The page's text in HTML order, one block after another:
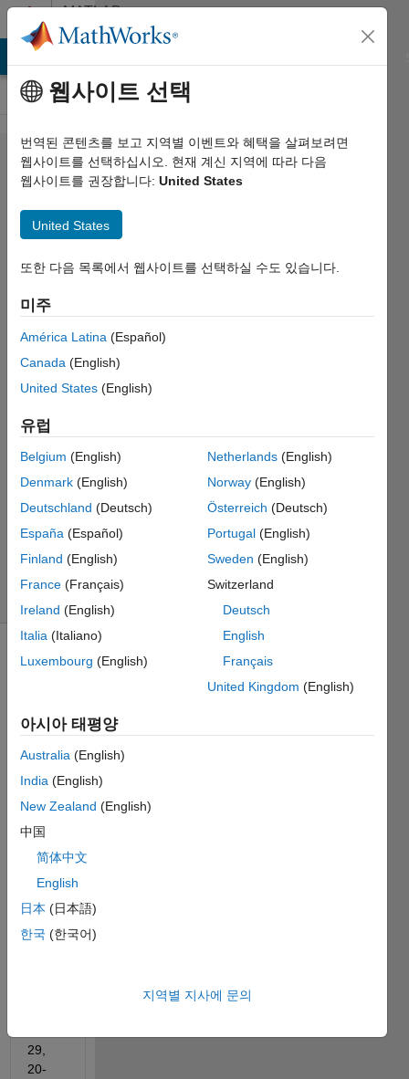
콘텐츠로 바로 가기
MATLAB
Answers
creating
new
variable
using for
loop and
if-else
condition
Arturo Jr.
Ongkeko
2020 12월
12
2 답변
답변
업데이트
시간: 2020
12월 12
조회 수: 7
Hi,
I wish
to
my
age
data
colum
n
29,
20-
웹사이트 선택
번역된 콘텐츠를 보고 지역별 이벤트와 혜택을 살펴보려면
웹사이트를 선택하십시오. 현재 계신 지역에 따라 다음
웹사이트를 권장합니다: United States
United States
또한 다음 목록에서 웹사이트를 선택하실 수도 있습니다.
미주
América Latina (Español)
Canada (English)
United States (English)
유럽
Belgium (English)
Denmark (English)
Deutschland (Deutsch)
España (Español)
Finland (English)
France (Français)
Ireland (English)
Italia (Italiano)
Luxembourg (English)
Netherlands(English)
Norway(English)
Österreich (Deutsch)
Portugal(English)
Sweden (English)
Switzerland
Deutsch
English
Français
United Kingdom (English)
아시아 태평양
Australia (English)
India (English)
New Zealand (English)
中国
简体中文
English
日本 (日本語)
한국 (한국어)
지역별 지사에 문의